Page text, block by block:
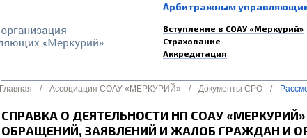
Арбитражным
Вступление в СОАУ «Меркурий»
Страхование
Аккредитация
Главная / Ассоциация СОАУ «МЕРКУРИЙ» / Документы СРО /
СПРАВКА О ДЕЯТЕЛЬНОСТИ НП СОАУ
ОБРАЩЕНИЙ, ЗАЯВЛЕНИЙ И ЖАЛОБ ГРАЖДАН И